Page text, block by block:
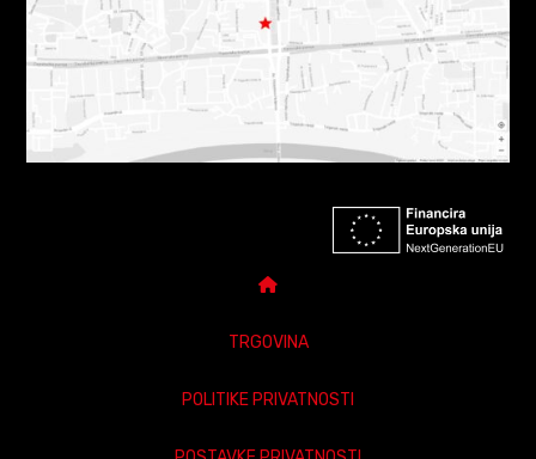
TRGOVINA
POLITIKE PRIVATNOSTI